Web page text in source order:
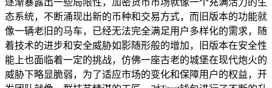
态系统，不断涌现出新的币种和交易方式，而旧版本的功能就
像一辆老旧的马车，已经无法完全满足用户多样化的需求，随
着技术的进步和安全威胁如影随形般的增加，旧版本在安全性
能上也面临着一定的挑战，仿佛一座古老的城堡在现代炮火的
威胁下略显脆弱，为了适应市场的变化和保障用户的权益，开